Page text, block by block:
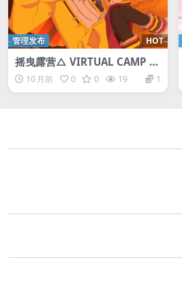
HOT
管理发布
摇曳露营△ VIRTUAL CAMP ～
山麓露营场篇～/Laid-Back Ca
mp – Virtual – Fumoto Cam
10 月前 0 0 19 1